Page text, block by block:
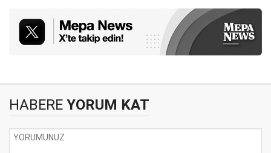
HABERE YORUM KAT